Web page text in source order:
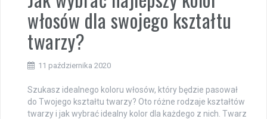
włosów dla swojego kształtu
twarzy?
11 października 2020
Szukasz idealnego koloru włosów, który będzie pasował
do Twojego kształtu twarzy? Oto różne rodzaje kształtów
twarzy i jak wybrać idealny kolor dla każdego z nich. Twarz